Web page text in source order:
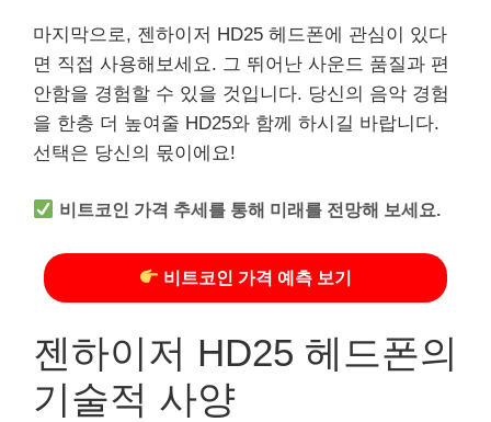
마지막으로, 젠하이저 HD25 헤드폰에 관심이 있다
면 직접 사용해보세요. 그 뛰어난 사운드 품질과 편
안함을 경험할 수 있을 것입니다. 당신의 음악 경험
을 한층 더 높여줄 HD25와 함께 하시길 바랍니다.
선택은 당신의 몫이에요!
비트코인 가격 추세를 통해 미래를 전망해 보세요.
비트코인 가격 예측 보기
젠하이저 HD25 헤드폰의
기술적 사양